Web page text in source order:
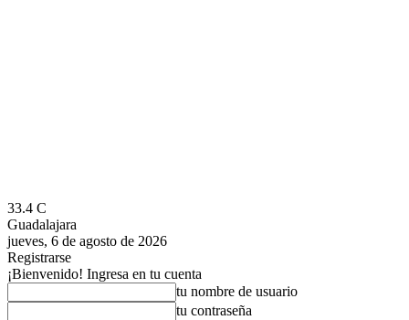
33.4 C
Guadalajara
jueves, 6 de agosto de 2026
Registrarse
¡Bienvenido! Ingresa en tu cuenta
tu nombre de usuario
tu contraseña